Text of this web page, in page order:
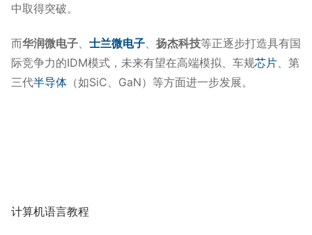
中取得突破。
而华润微电子、 士兰微电子、 扬杰科技等正逐步打造具有国
际竞争力的IDM模式，未来有望在高端模拟、车规芯片、第
三代半导体 （如SiC、GaN）等方面进一步发展。
计算机语言教程